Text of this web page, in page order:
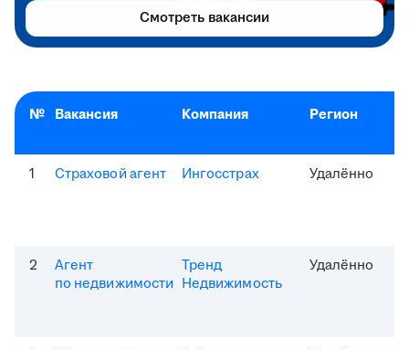
№ Вакансия Компания Регион
1 Страховой агент Ингосстрах Удалённо
2
Агент
по недвижимости
Тренд
Недвижимость
Удалённо
Смотреть вакансии